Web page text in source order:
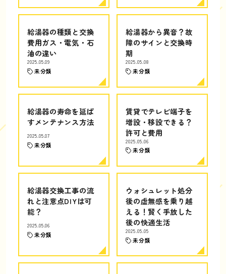
給湯器の種類と交換
費用ガス・電気・石
油の違い
2025.05.09
未分類
給湯器から異音？故
障のサインと交換時
期
2025.05.08
未分類
給湯器の寿命を延ば
すメンテナンス方法
2025.05.07
未分類
賃貸でテレビ端子を
増設・移設できる？
許可と費用
2025.05.06
未分類
給湯器交換工事の流
れと注意点DIYは可
能？
2025.05.06
未分類
ウォシュレット処分
後の虚無感を乗り越
える！賢く手放した
後の快適生活
2025.05.05
未分類